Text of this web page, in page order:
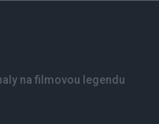
na filmovou legendu